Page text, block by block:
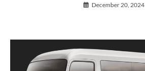
December 20, 2024